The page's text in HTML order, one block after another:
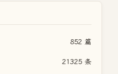
852 篇
21325 条